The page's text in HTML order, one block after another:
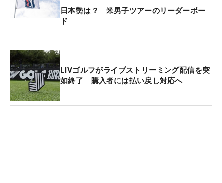
日本勢は？ 米男子ツアーのリーダーボー
ド
LIVゴルフがライブストリーミング配信を突
如終了 購入者には払い戻し対応へ